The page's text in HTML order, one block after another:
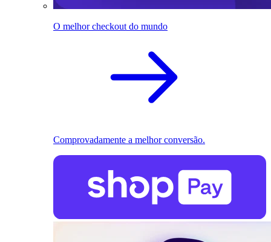
O melhor checkout do mundo
Comprovadamente a melhor conversão.